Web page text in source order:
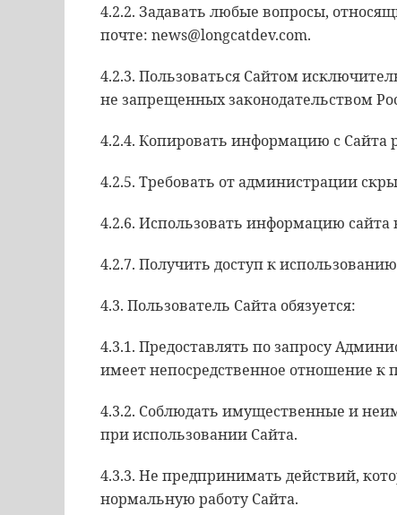
4.2.2. Задавать любые вопросы,
почте: news@longcatdev.com.
4.2.3. Пользоваться Сайтом
не запрещенных законодательством
4.2.4. Копировать информацию с Сайта
4.2.5. Требовать от администрации
4.2.6. Использовать информацию
4.2.7. Получить доступ к
4.3. Пользователь Сайта обязуется:
4.3.1. Предоставлять по запросу
имеет непосредственное отношение к
4.3.2. Соблюдать имущественные и
при использовании Сайта.
4.3.3. Не предпринимать действий,
нормальную работу Сайта.